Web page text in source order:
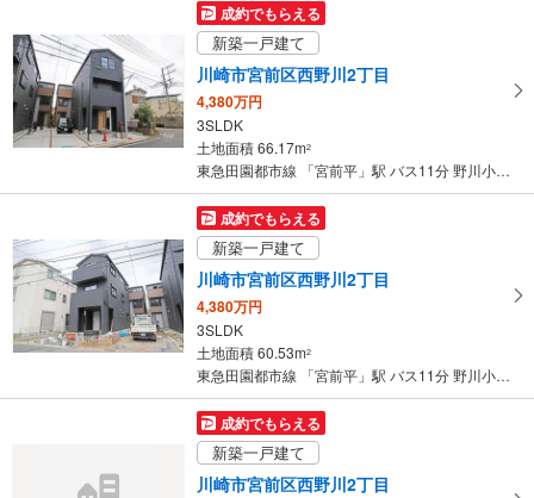
け
取
る
・
条
イ
ペ
ー
に
存
成約でもらえる
新築一戸建て
川崎市宮前区西野川2丁目
4,380万円
3SLDK
土地面積 66.17m2
東急田園都市線 「宮前平」駅 バス11分 野川小学校 バス停下車 徒歩4分
成約でもらえる
新築一戸建て
川崎市宮前区西野川2丁目
4,380万円
3SLDK
土地面積 60.53m2
東急田園都市線 「宮前平」駅 バス11分 野川小学校 バス停下車 徒歩4分
成約でもらえる
新築一戸建て
川崎市宮前区西野川2丁目